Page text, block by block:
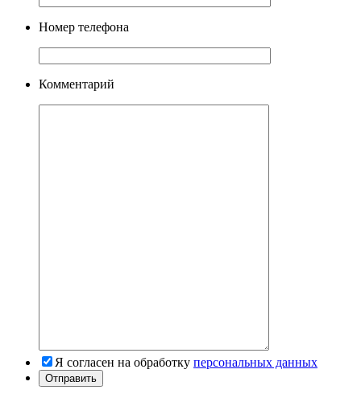
Номер телефона
Комментарий
Я согласен на обработку персональных данных